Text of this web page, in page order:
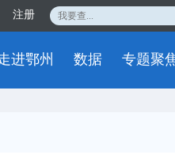
注册
进鄂州 数据 专题聚